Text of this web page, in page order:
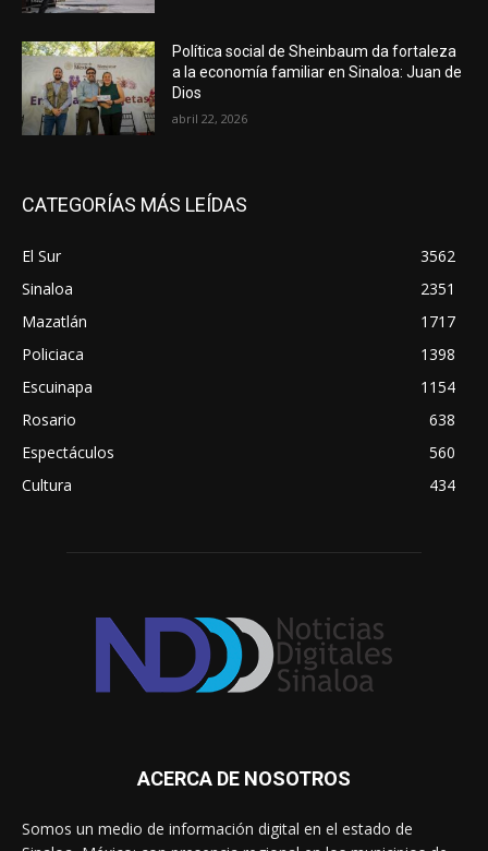
Política social de Sheinbaum da fortaleza
a la economía familiar en Sinaloa: Juan de
Dios
abril 22, 2026
CATEGORÍAS MÁS LEÍDAS
El Sur
3562
Sinaloa
2351
Mazatlán
1717
Policiaca
1398
Escuinapa
1154
Rosario
638
Espectáculos
560
Cultura
434
ACERCA DE NOSOTROS
Somos un medio de información digital en el estado de